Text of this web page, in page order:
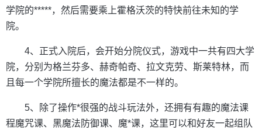
学院的*****，然后需要乘上霍格沃茨的特快前往未知的学
院。
4、正式入院后，会开始分院仪式，游戏中一共有四大学
院，分别为格兰芬多、赫奇帕奇、拉文克劳、斯莱特林，而
且每一个学院所擅长的魔法都是不一样的。
5、除了操作*很强的战斗玩法外，还拥有有趣的魔法课
程魔咒课、黑魔法防御课、魔*课，这里可以和好友一起组队